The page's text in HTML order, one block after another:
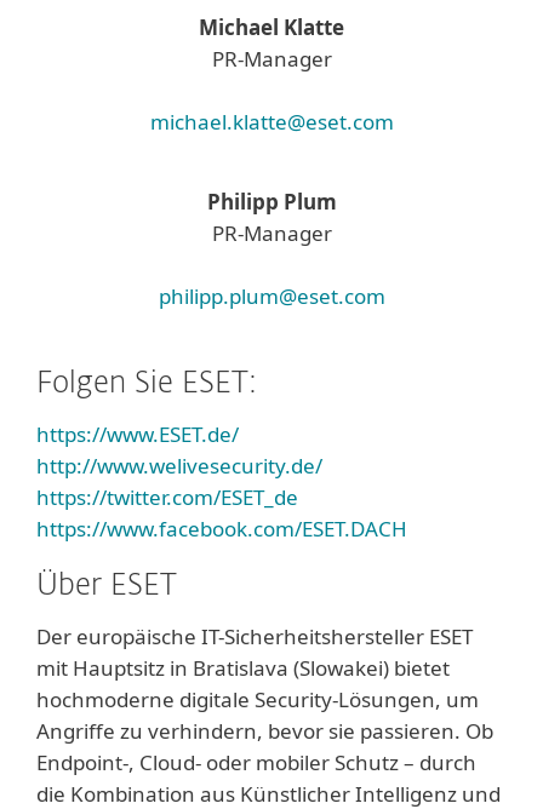
Michael Klatte
PR-Manager
michael.klatte@eset.com
Philipp Plum
PR-Manager
philipp.plum@eset.com
Folgen Sie ESET:
https://www.ESET.de/
http://www.welivesecurity.de/
https://twitter.com/ESET_de
https://www.facebook.com/ESET.DACH
Über ESET
Der europäische IT-Sicherheitshersteller ESET
mit Hauptsitz in Bratislava (Slowakei) bietet
hochmoderne digitale Security-Lösungen, um
Angriffe zu verhindern, bevor sie passieren. Ob
Endpoint-, Cloud- oder mobiler Schutz – durch
die Kombination aus Künstlicher Intelligenz und